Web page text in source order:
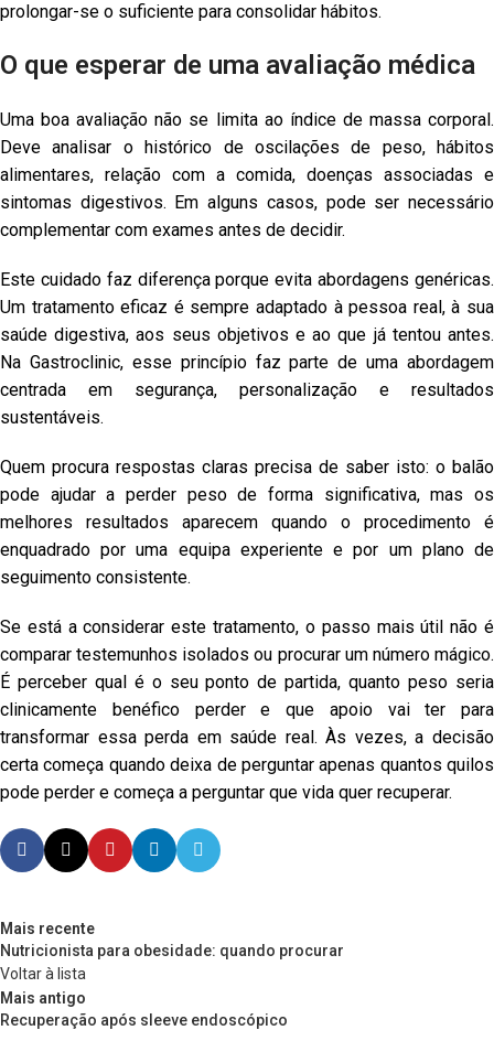
prolongar-se o suficiente para consolidar hábitos.
O que esperar de uma avaliação médica
Uma boa avaliação não se limita ao índice de massa corporal.
Deve analisar o histórico de oscilações de peso, hábitos
alimentares, relação com a comida, doenças associadas e
sintomas digestivos. Em alguns casos, pode ser necessário
complementar com exames antes de decidir.
Este cuidado faz diferença porque evita abordagens genéricas.
Um tratamento eficaz é sempre adaptado à pessoa real, à sua
saúde digestiva, aos seus objetivos e ao que já tentou antes.
Na Gastroclinic, esse princípio faz parte de uma abordagem
centrada em segurança, personalização e resultados
sustentáveis.
Quem procura respostas claras precisa de saber isto: o balão
pode ajudar a perder peso de forma significativa, mas os
melhores resultados aparecem quando o procedimento é
enquadrado por uma equipa experiente e por um plano de
seguimento consistente.
Se está a considerar este tratamento, o passo mais útil não é
comparar testemunhos isolados ou procurar um número mágico.
É perceber qual é o seu ponto de partida, quanto peso seria
clinicamente benéfico perder e que apoio vai ter para
transformar essa perda em saúde real. Às vezes, a decisão
certa começa quando deixa de perguntar apenas quantos quilos
pode perder e começa a perguntar que vida quer recuperar.
Mais recente
Nutricionista para obesidade: quando procurar
Voltar à lista
Mais antigo
Recuperação após sleeve endoscópico